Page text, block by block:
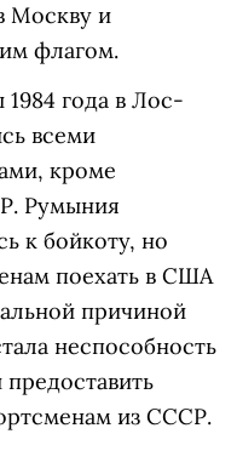
Москву и
флагом.
года в Лос-
всеми
кроме
Румыния
к бойкоту, но
поехать в США
причиной
неспособность
из СССР.